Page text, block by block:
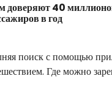
доверяют 40
в год
поиск с помощью
Где можно